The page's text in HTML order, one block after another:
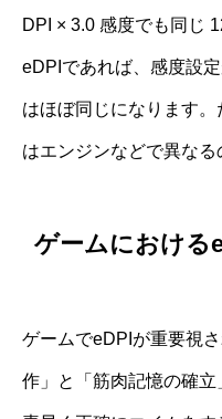
DPI × 3.0 感度でも同じ
eDPIであれば、感度設
はほぼ同じになります
はエンジンなどで異なる
ゲームにおける
ゲームでeDPIが重要視
作」と「筋肉記憶の確